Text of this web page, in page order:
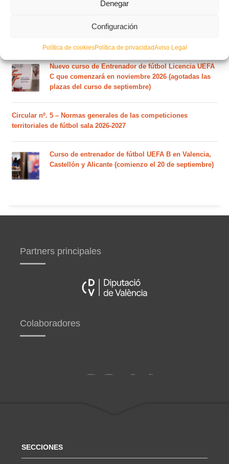
Denegar
Configuración
Política de cookiesPolítica de privacidadAviso Legal
RFEF para la temporada 2026/27 se sorteará el
Nuevo curso de Entrenador de fútbol Licencia UEFA
C que comenzará en noviembre 2026 (agotadas las
plazas del curso de septiembre)
Circular nº. 5 – Normas generales de las competiciones
territoriales de fútbol sala 2026-2027
Curso de entrenador de fútbol UEFA B en Valencia,
Castellón y Alicante (comienzo el 20 de septiembre)
Partners principales
Colaboradores
SECCIONES